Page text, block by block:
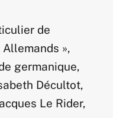
de
»,
germanique,
Décultot,
Le Rider,